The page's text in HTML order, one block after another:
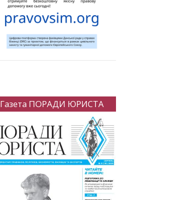
Газета ПОРАДИ ЮРИСТА